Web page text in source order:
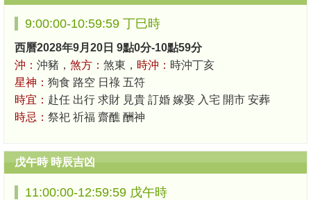
9:00:00-10:59:59 丁巳時
西曆2028年9月20日 9點0分-10點59分
沖： 沖豬， 煞方： 煞東， 時沖： 時沖丁亥
星神： 狗食 路空 日祿 五符
時宜： 赴任 出行 求財 見貴 訂婚 嫁娶 入宅 開市 安葬
時忌： 祭祀 祈福 齋醮 酬神
戊午時 時辰吉凶
11:00:00-12:59:59 戊午時